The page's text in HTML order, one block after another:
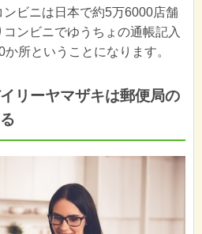
ビニは日本で約5万6000店舗
ンビニでゆうちょの通帳記入
所ということになります。
リーヤマザキは郵便局の